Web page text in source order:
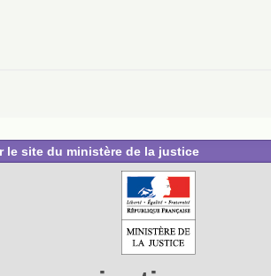
le site du ministère de la justice